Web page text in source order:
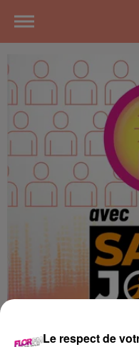
Le respect de